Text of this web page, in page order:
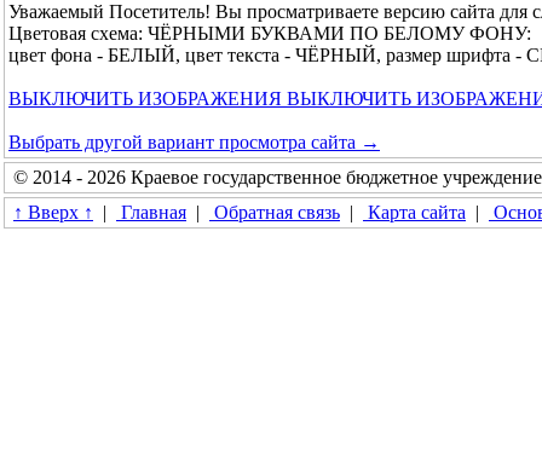
Уважаемый Посетитель! Вы просматриваете версию сайта для
Цветовая схема: ЧЁРНЫМИ БУКВАМИ ПО БЕЛОМУ ФОНУ:
цвет фона - БЕЛЫЙ, цвет текста - ЧЁРНЫЙ, размер шрифта
ВЫКЛЮЧИТЬ ИЗОБРАЖЕНИЯ ВЫКЛЮЧИТЬ
Выбрать другой вариант просмотра сайта →
© 2014 - 2026 Краевое государственное бюджетное
↑ Вверх ↑
| Главная | Обратная связь | Карта сайта |